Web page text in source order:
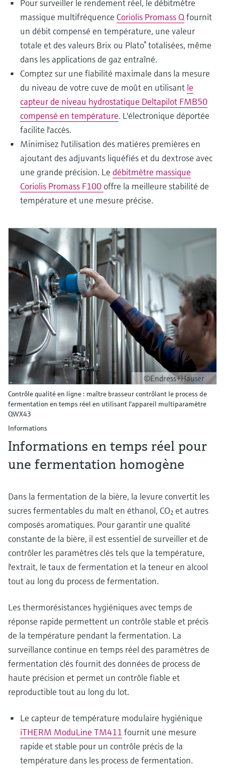
Pour surveiller le rendement réel, le débitmètre
massique multifréquence Coriolis Promass Qfournit
un débit compensé en température, une valeur
totale et des valeurs Brix ou Plato° totalisées, même
dans les applications de gaz entraîné.
Comptez sur une fiabilité maximale dans la mesure
du niveau de votre cuve de moût en utilisant le
capteur de niveau hydrostatique Deltapilot FMB50
compensé en température. L'électronique déportée
facilite l'accès.
Minimisez l'utilisation des matières premières en
ajoutant des adjuvants liquéfiés et du dextrose avec
une grande précision. Le débitmètre massique
Coriolis Promass F100 offre la meilleure stabilité de
température et une mesure précise.
©Endress+Hauser
Contrôle qualité en ligne : maître brasseur contrôlant le process de
fermentation en temps réel en utilisant l'appareil multiparamètre
QWX43
Informations
Informations en temps réel pour
une fermentation homogène
Dans la fermentation de la bière, la levure convertit les
sucres fermentables du malt en éthanol, CO₂ et autres
composés aromatiques. Pour garantir une qualité
constante de la bière, il est essentiel de surveiller et de
contrôler les paramètres clés tels que la température,
l'extrait, le taux de fermentation et la teneur en alcool
tout au long du process de fermentation.
Les thermorésistances hygiéniques avec temps de
réponse rapide permettent un contrôle stable et précis
de la température pendant la fermentation. La
surveillance continue en temps réel des paramètres de
fermentation clés fournit des données de process de
haute précision et permet un contrôle fiable et
reproductible tout au long du lot.
Le capteur de température modulaire hygiénique
iTHERM ModuLine TM411 fournit une mesure
rapide et stable pour un contrôle précis de la
température dans les process de fermentation.